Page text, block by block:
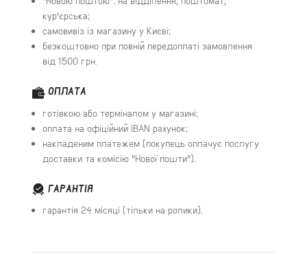
кур'єрська;
самовивіз із магазину у Києві;
безкоштовно при повній передоплаті замовлення
від 1500 грн.
ОПЛАТА
готівкою або терміналом у магазині;
оплата на офіційний IBAN рахунок;
накладеним платежем (покупець оплачує послугу
доставки та комісію "Нової пошти").
ГАРАНТІЯ
гарантія 24 місяці (тільки на ролики).